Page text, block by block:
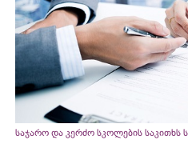
საჯარო და კერძო სკოლების საკითხს